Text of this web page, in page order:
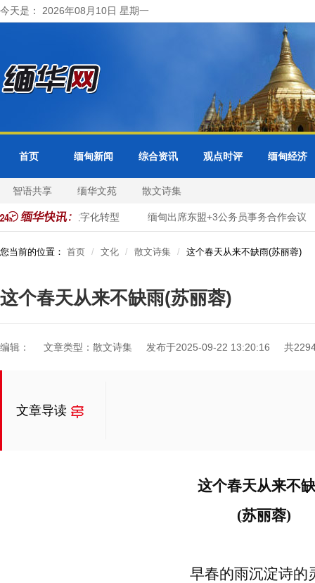
今天是： 2026年08月10日 星期一
首页 缅甸新闻 综合资讯 观点时评 缅甸经济
智语共享 缅华文苑 散文诗集
推进市政服务数字化转型 缅甸出席东盟+3公务员事务合作会议
您当前的位置： 首页 文化 散文诗集 这个春天从来不缺雨(苏丽蓉)
这个春天从来不缺雨(苏丽蓉)
编辑： 文章类型：散文诗集 发布于2025-09-22 13:20:16 共
文章导读
这个春天从来不
(苏丽蓉)
早春的雨沉淀诗的